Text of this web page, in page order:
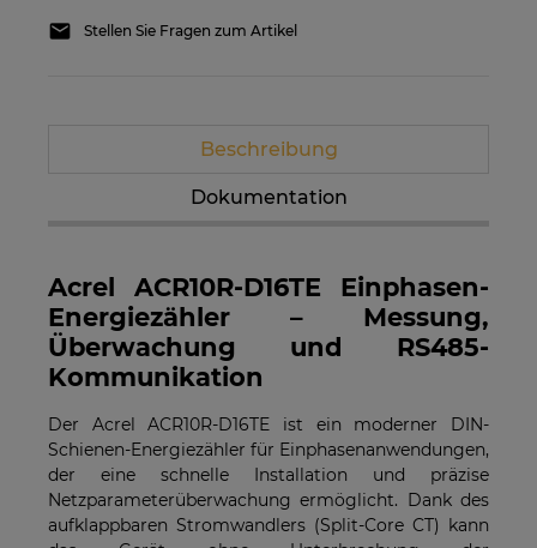
Stellen Sie Fragen zum Artikel
Beschreibung
Dokumentation
Acrel ACR10R-D16TE Einphasen-
Energiezähler – Messung,
Überwachung und RS485-
Kommunikation
Der Acrel ACR10R-D16TE ist ein moderner DIN-
Schienen-Energiezähler für Einphasenanwendungen,
der eine schnelle Installation und präzise
Netzparameterüberwachung ermöglicht. Dank des
aufklappbaren Stromwandlers (Split-Core CT) kann